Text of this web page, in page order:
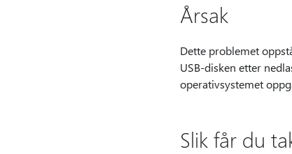
Årsak
Dette problemet
USB-disken etter
operativsystemet
Slik får du